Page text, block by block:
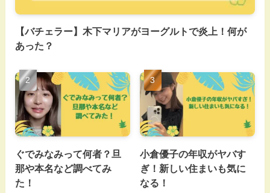
【バチェラー】木下マリアがヨーグルトで炎上！何が
あった？
ぐでみなみって何者？旦
那や本名など調べてみ
た！
小倉優子の年収がヤバす
ぎ！新しい住まいも気に
なる！